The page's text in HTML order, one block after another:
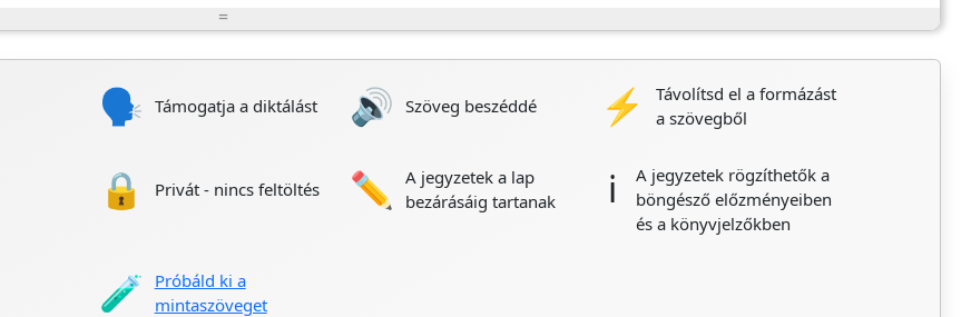
=
🗣️ Támogatja a diktálást 🔊 Szöveg beszéddé ⚡
Távolítsd el a formázást
a szövegből
🔒 Privát - nincs feltöltés ✏️
A jegyzetek a lap
bezárásáig tartanak
ℹ️
A jegyzetek rögzíthetők a
böngésző előzményeiben
és a könyvjelzőkben
🧪
Próbáld ki a
mintaszöveget